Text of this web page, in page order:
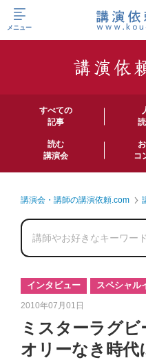
メニュー
すべての
記事
読む
講演会
コ
講演会・講師の講演依頼.com
インタビュー スペシャル
2010年07月01日
ミスターラグビ
オリーなき時代